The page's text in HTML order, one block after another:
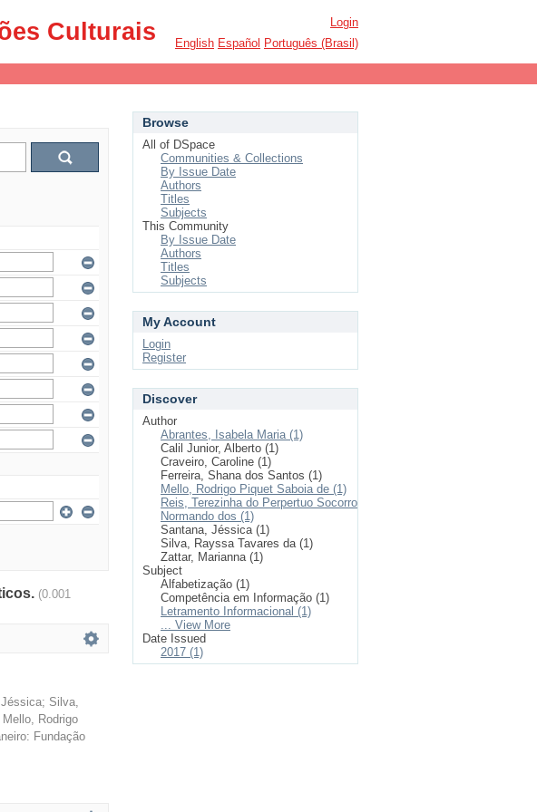
Culturais
Login
English Español Português (Brasil)
(0.001
; Silva,
Mello, Rodrigo
Fundação
Browse
All of DSpace
Communities & Collections
By Issue Date
Authors
Titles
Subjects
This Community
By Issue Date
Authors
Titles
Subjects
My Account
Login
Register
Discover
Author
Abrantes, Isabela Maria (1)
Calil Junior, Alberto (1)
Craveiro, Caroline (1)
Ferreira, Shana dos Santos (1)
Mello, Rodrigo Piquet Saboia de (1)
Reis, Terezinha do Perpertuo Socorro
Normando dos (1)
Santana, Jéssica (1)
Silva, Rayssa Tavares da (1)
Zattar, Marianna (1)
Subject
Alfabetização (1)
Competência em Informação (1)
Letramento Informacional (1)
... View More
Date Issued
2017 (1)